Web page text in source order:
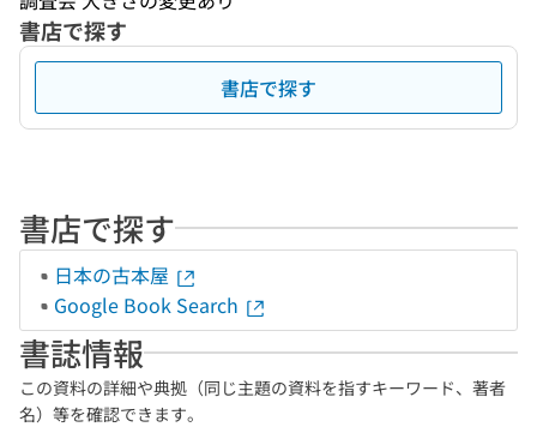
書店で探す
書店で探す
書店で探す
日本の古本屋
Google Book Search
書誌情報
この資料の詳細や典拠（同じ主題の資料を指すキーワード、著者
名）等を確認できます。